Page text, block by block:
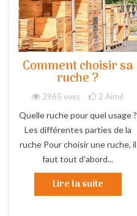
Comment choisir sa
ruche ?
2965 vues 2 Aimé
Quelle ruche pour quel usage ?
Les différentes parties de la
ruche Pour choisir une ruche, il
faut tout d’abord...
Lire la suite